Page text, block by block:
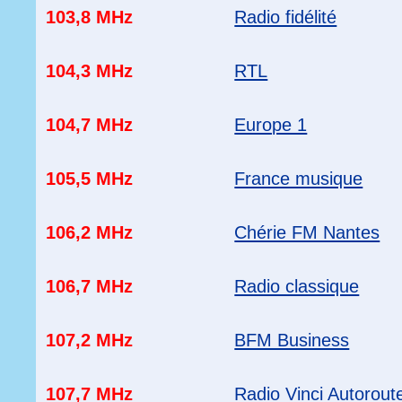
103,8 MHz Radio fidélité
104,3 MHz RTL
104,7 MHz Europe 1
105,5 MHz France musique
106,2 MHz Chérie FM Nantes
106,7 MHz Radio classique
107,2 MHz BFM Business
107,7 MHz Radio Vinci